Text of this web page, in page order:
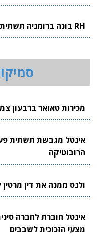
RH בונה ברומניה תשתית ייצור ביטחוני ישראלית
מכירות טאואר ברבעון צמחו
אינטל מגבשת תשתית
הרובוטיקה
ולנס ממנה את דין
אינטל חוברת לחברה
מצעי הזכוכית לשבבים